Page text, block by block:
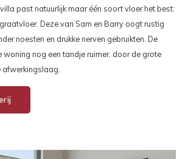
past natuurlijk maar één soort vloer het best:
Deze van Sam en Barry oogt rustig
noesten en drukke nerven gebruikten. De
woning nog een tandje ruimer, door de grote
afwerkingslaag.